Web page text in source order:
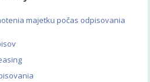
majetku počas odpisovania